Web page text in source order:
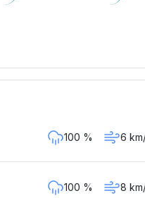
100 % 6
100 % 8